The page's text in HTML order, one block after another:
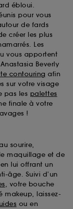
ébloui.
pour vous
de fards
créer les plus
Les
vous apportent
Beverly
contouring afin
sur votre visage
pas les palettes
finale à votre
!
sourire,
maquillage et de
lui offrant un
âge. Suivi d’un
, votre bouche
makeup, laissez-
ou en